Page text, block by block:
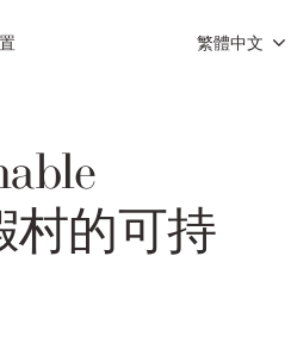
繁體中文
村的可持